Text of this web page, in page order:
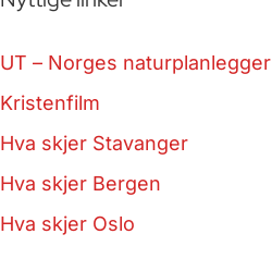
UT – Norges naturplanlegger
Kristenfilm
Hva skjer Stavanger
Hva skjer Bergen
Hva skjer Oslo